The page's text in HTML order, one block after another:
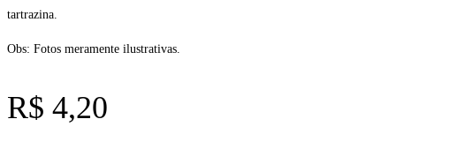
tartrazina.
Obs: Fotos meramente ilustrativas.
R$ 4,20